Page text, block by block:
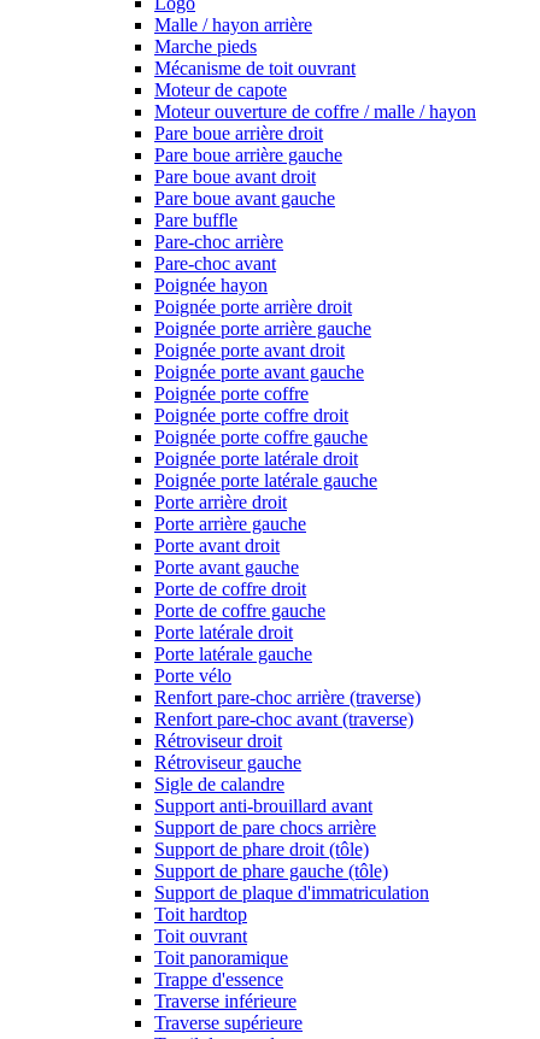
Malle / hayon arrière
Marche pieds
Mécanisme de toit ouvrant
Moteur de capote
Moteur ouverture de coffre / malle / hayon
Pare boue arrière droit
Pare boue arrière gauche
Pare boue avant droit
Pare boue avant gauche
Pare buffle
Pare-choc arrière
Pare-choc avant
Poignée hayon
Poignée porte arrière droit
Poignée porte arrière gauche
Poignée porte avant droit
Poignée porte avant gauche
Poignée porte coffre
Poignée porte coffre droit
Poignée porte coffre gauche
Poignée porte latérale droit
Poignée porte latérale gauche
Porte arrière droit
Porte arrière gauche
Porte avant droit
Porte avant gauche
Porte de coffre droit
Porte de coffre gauche
Porte latérale droit
Porte latérale gauche
Porte vélo
Renfort pare-choc arrière (traverse)
Renfort pare-choc avant (traverse)
Rétroviseur droit
Rétroviseur gauche
Sigle de calandre
Support anti-brouillard avant
Support de pare chocs arrière
Support de phare droit (tôle)
Support de phare gauche (tôle)
Support de plaque d'immatriculation
Toit hardtop
Toit ouvrant
Toit panoramique
Trappe d'essence
Traverse inférieure
Traverse supérieure